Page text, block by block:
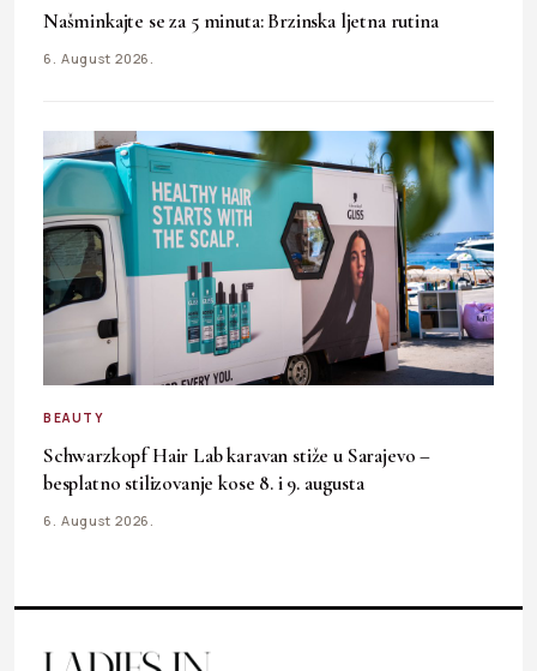
Našminkajte se za 5 minuta: Brzinska ljetna rutina
6. August 2026.
BEAUTY
Schwarzkopf Hair Lab karavan stiže u Sarajevo –
besplatno stilizovanje kose 8. i 9. augusta
6. August 2026.